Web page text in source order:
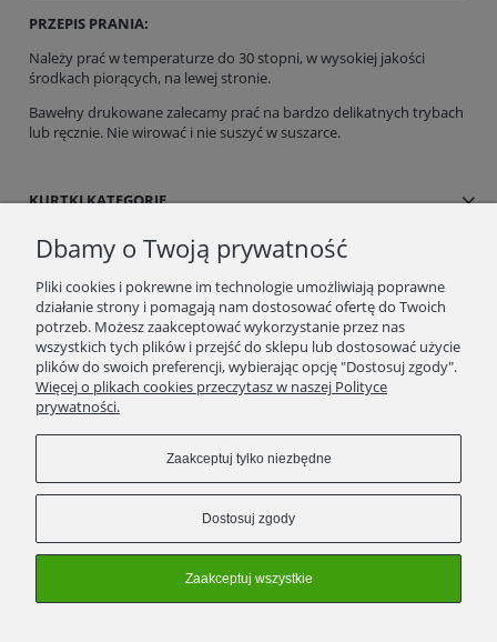
PRZEPIS PRANIA:
Należy prać w temperaturze do 30 stopni, w wysokiej jakości
środkach piorących, na lewej stronie.
Bawełny drukowane zalecamy prać na bardzo delikatnych trybach
lub ręcznie. Nie wirować i nie suszyć w suszarce.
KURTKI KATEGORIE
SUKIENKI/SPÓDNICE
BLOG/NEWSY
SPRAWDŹ TO
STRONY
KONTAKT
Dbamy o Twoją prywatność
Pliki cookies i pokrewne im technologie umożliwiają poprawne
działanie strony i pomagają nam dostosować ofertę do Twoich
potrzeb. Możesz zaakceptować wykorzystanie przez nas
wszystkich tych plików i przejść do sklepu lub dostosować użycie
plików do swoich preferencji, wybierając opcję "Dostosuj zgody".
Więcej o plikach cookies przeczytasz w naszej Polityce
prywatności.
Zaakceptuj tylko niezbędne
Dostosuj zgody
Zaakceptuj wszystkie